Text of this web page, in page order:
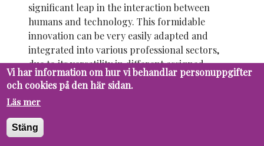
significant leap in the interaction between
humans and technology. This formidable
innovation can be very easily adapted and
integrated into various professional sectors,
due to its versatility in different assigned...
Vi har information om hur vi behandlar personuppgifter
och cookies på den här sidan.
Läs mer
Stäng